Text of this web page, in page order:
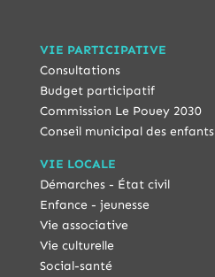
VIE PARTICIPATIVE
Consultations
Budget participatif
Commission Le Pouey 2030
Conseil municipal des enfants
VIE LOCALE
Démarches - État civil
Enfance - jeunesse
Vie associative
Vie culturelle
Social-santé